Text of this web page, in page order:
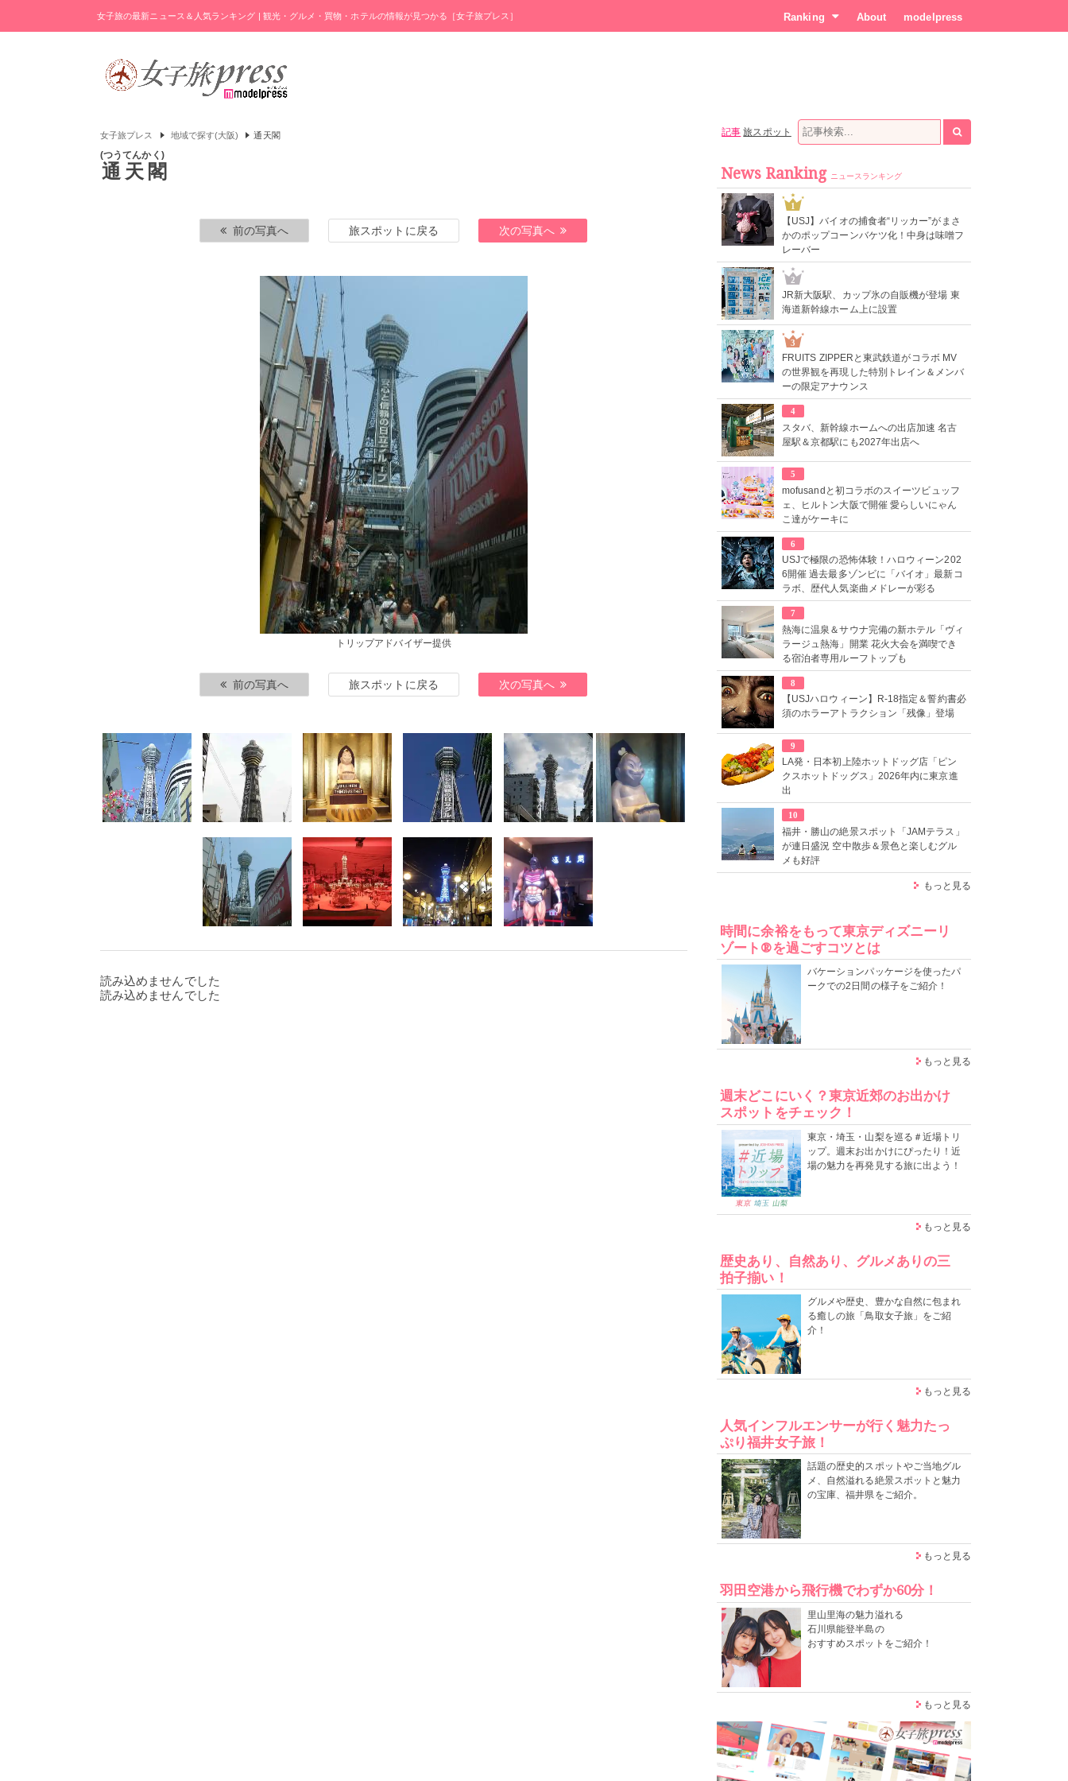
女子旅の最新ニュース＆人気ランキング | 観光・グルメ・買物・ホテルの情報が見つかる［女子旅プレス］ Ranking About modelpress
女子旅プレス 地域で探す(大阪) 通天閣
通天閣
つうてんかく
前の写真へ 旅スポットに戻る 次の写真へ
トリップアドバイザー提供
前の写真へ 旅スポットに戻る 次の写真へ
読み込めませんでした
読み込めませんでした
記事 旅スポット
News Ranking ニュースランキング
1
【USJ】バイオの捕食者“リッカー”がまさ
かのポップコーンバケツ化！中身は味噌フ
レーバー
2
JR新大阪駅、カップ氷の自販機が登場 東
海道新幹線ホーム上に設置
3
FRUITS ZIPPERと東武鉄道がコラボ MV
の世界観を再現した特別トレイン＆メンバ
ーの限定アナウンス
4
スタバ、新幹線ホームへの出店加速 名古
屋駅＆京都駅にも2027年出店へ
5
mofusandと初コラボのスイーツビュッフ
ェ、ヒルトン大阪で開催 愛らしいにゃん
こ達がケーキに
6
USJで極限の恐怖体験！ハロウィーン202
6開催 過去最多ゾンビに「バイオ」最新コ
ラボ、歴代人気楽曲メドレーが彩る
7
熱海に温泉＆サウナ完備の新ホテル「ヴィ
ラージュ熱海」開業 花火大会を満喫でき
る宿泊者専用ルーフトップも
8
【USJハロウィーン】R-18指定＆誓約書必
須のホラーアトラクション「残像」登場
9
LA発・日本初上陸ホットドッグ店「ピン
クスホットドッグス」2026年内に東京進
出
10
福井・勝山の絶景スポット「JAMテラス」
が連日盛況 空中散歩＆景色と楽しむグル
メも好評
もっと見る
時間に余裕をもって東京ディズニーリ
ゾート®を過ごすコツとは
バケーションパッケージを使ったパ
ークでの2日間の様子をご紹介！
もっと見る
週末どこにいく？東京近郊のお出かけ
スポットをチェック！
東京・埼玉・山梨を巡る＃近場トリ
ップ。週末お出かけにぴったり！近
場の魅力を再発見する旅に出よう！
もっと見る
歴史あり、自然あり、グルメありの三
拍子揃い！
グルメや歴史、豊かな自然に包まれ
る癒しの旅「鳥取女子旅」をご紹
介！
もっと見る
人気インフルエンサーが行く魅力たっ
ぷり福井女子旅！
話題の歴史的スポットやご当地グル
メ、自然溢れる絶景スポットと魅力
の宝庫、福井県をご紹介。
もっと見る
羽田空港から飛行機でわずか60分！
里山里海の魅力溢れる
石川県能登半島の
おすすめスポットをご紹介！
もっと見る